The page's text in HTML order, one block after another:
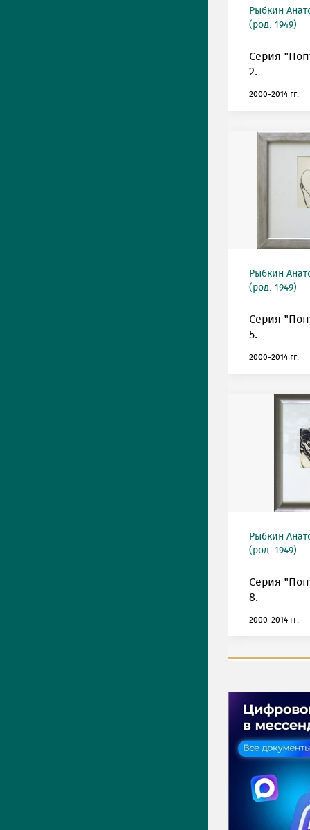
Рыбкин
(род. 1949)
Серия
2.
2000-2014 гг.
Рыбкин
(род. 1949)
Серия
5.
2000-2014 гг.
Рыбкин
(род. 1949)
Серия
8.
2000-2014 гг.